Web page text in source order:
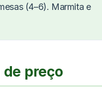
(4–6). Marmita e
preço